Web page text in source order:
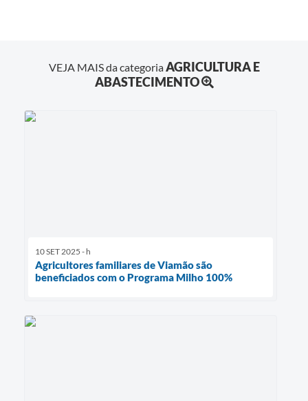
VEJA MAIS da categoriaAGRICULTURA E
ABASTECIMENTO
10 SET 2025 - h
Agricultores familiares de Viamão são
beneficiados com o Programa Milho 100%